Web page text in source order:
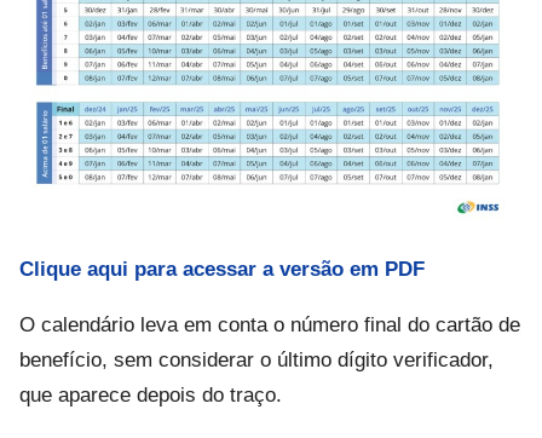
Clique aqui para acessar a versão em PDF
O calendário leva em conta o número final do cartão de
benefício, sem considerar o último dígito verificador,
que aparece depois do traço.